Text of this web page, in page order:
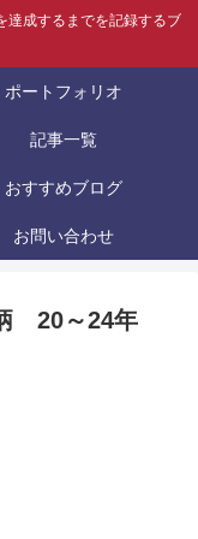
達成するまでを記録するブ
ポートフォリオ
記事一覧
おすすめブログ
お問い合わせ
20～24年